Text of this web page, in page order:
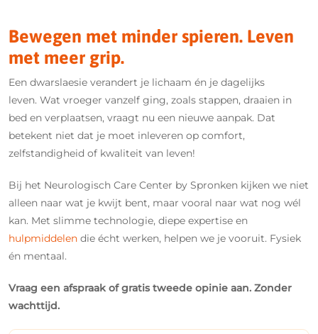
Bewegen met minder spieren. Leven
met meer grip.
Een dwarslaesie verandert je lichaam én je dagelijks
leven. Wat vroeger vanzelf ging, zoals stappen, draaien in
bed en verplaatsen, vraagt nu een nieuwe aanpak. Dat
betekent niet dat je moet inleveren op comfort,
zelfstandigheid of kwaliteit van leven!
Bij het Neurologisch Care Center by Spronken kijken we niet
alleen naar wat je kwijt bent, maar vooral naar wat nog wél
kan. Met slimme technologie, diepe expertise en
hulpmiddelen die écht werken, helpen we je vooruit. Fysiek
én mentaal.
Vraag een afspraak of gratis tweede opinie aan. Zonder
wachttijd.